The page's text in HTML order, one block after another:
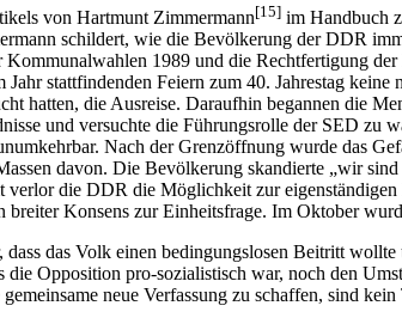
von Hartmunt Zimmermann[15] im Handbuch
schildert, wie die Bevölkerung der DDR
Kommunalwahlen 1989 und die Rechtfertigung
stattfindenden Feiern zum 40. Jahrestag
hatten, die Ausreise. Daraufhin begannen die
und versuchte die Führungsrolle der SED
Nach der Grenzöff­nung wurde das
davon. Die Bevölkerung skandierte „wir
verlor die DDR die Möglichkeit zur
breiter Konsens zur Einheitsfrage. Im Oktober
das Volk einen bedingungslosen Beitritt
die Opposition pro-sozialistisch war, noch den
neue Verfassung zu schaffen, sind kein